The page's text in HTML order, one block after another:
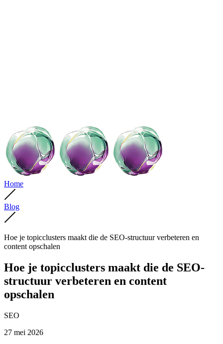
Home
Blog
Hoe je topicclusters maakt die de SEO-structuur verbeteren en
content opschalen
Hoe je topicclusters maakt die de SEO-
structuur verbeteren en content
opschalen
SEO
27 mei 2026